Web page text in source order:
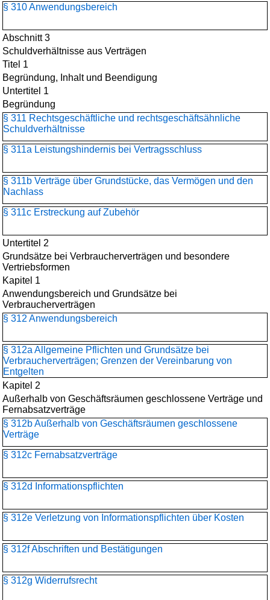
§ 310 Anwendungsbereich
Abschnitt 3
Schuldverhältnisse aus Verträgen
Titel 1
Begründung, Inhalt und Beendigung
Untertitel 1
Begründung
§ 311 Rechtsgeschäftliche und rechtsgeschäftsähnliche
Schuldverhältnisse
§ 311a Leistungshindernis bei Vertragsschluss
§ 311b Verträge über Grundstücke, das Vermögen und den
Nachlass
§ 311c Erstreckung auf Zubehör
Untertitel 2
Grundsätze bei Verbraucherverträgen und besondere
Vertriebsformen
Kapitel 1
Anwendungsbereich und Grundsätze bei
Verbraucherverträgen
§ 312 Anwendungsbereich
§ 312a Allgemeine Pflichten und Grundsätze bei
Verbraucherverträgen; Grenzen der Vereinbarung von
Entgelten
Kapitel 2
Außerhalb von Geschäftsräumen geschlossene Verträge und
Fernabsatzverträge
§ 312b Außerhalb von Geschäftsräumen geschlossene
Verträge
§ 312c Fernabsatzverträge
§ 312d Informationspflichten
§ 312e Verletzung von Informationspflichten über Kosten
§ 312f Abschriften und Bestätigungen
§ 312g Widerrufsrecht